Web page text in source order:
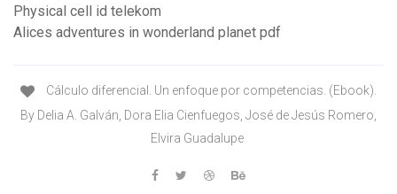
Physical cell id telekom
Alices adventures in wonderland planet pdf
Cálculo diferencial. Un enfoque por competencias. (Ebook).
By Delia A. Galván, Dora Elia Cienfuegos, José de Jesús Romero,
Elvira Guadalupe